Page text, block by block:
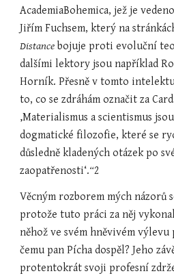
AcademiaBohemica, jež je
Distance bojuje proti evoluční
dalšími lektory jsou například
Horník. Přesně v tomto
to, co se zdráhám označit za
‚Materialismus a scientismus
dogmatické filozofie, které se
důsledně kladených otázek po
zaopatřenosti‘.“2
Věcným rozborem mých názorů
protože tuto práci za něj
něhož ve svém hněvivém výlevu
čemu pan Pícha dospěl? Jeho
protentokrát svoji profesní